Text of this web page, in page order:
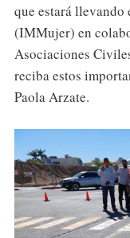
que estará
(IMMujer) en
Asociaciones
reciba estos
Paola Arzate.